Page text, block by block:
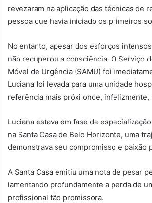
revezaram na aplicação das técnicas de
pessoa que havia iniciado os primeiros
No entanto, apesar dos esforços
não recuperou a consciência. O Serviço
Móvel de Urgência (SAMU) foi
Luciana foi levada para uma unidade
referência mais próxi onde, infelizmente,
Luciana estava em fase de
na Santa Casa de Belo Horizonte, uma
demonstrava seu compromisso e paixão
A Santa Casa emitiu uma nota de pesar
lamentando profundamente a perda de
profissional tão promissora.